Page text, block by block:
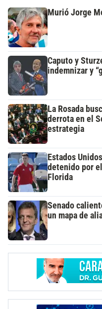
Murió Jorge
Caputo y
indemnizar y
La Rosada
derrota en el
estrategia
Estados
detenido por
Florida
Senado
un mapa de